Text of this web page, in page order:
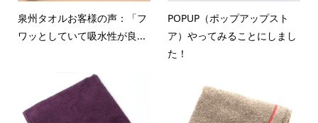
泉州タオルお客様の声：「フ
ワッとしていて吸水性が良...
POPUP（ポップアップスト
ア）やってみることにしまし
た！